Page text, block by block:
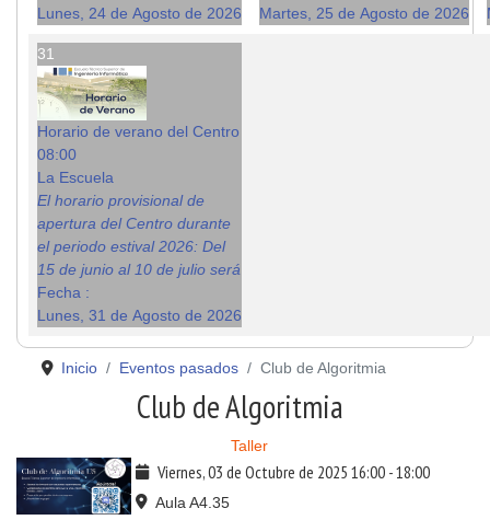
Lunes, 24 de Agosto de 2026
Martes, 25 de Agosto de 2026
31
Horario de verano del Centro
08:00
La Escuela
El horario provisional de
apertura del Centro durante
el periodo estival 2026: Del
15 de junio al 10 de julio será
Fecha :
Lunes, 31 de Agosto de 2026
Inicio Eventos pasados Club de Algoritmia
Club de Algoritmia
Taller
Viernes, 03 de Octubre de 2025 16:00-18:00
Aula A4.35